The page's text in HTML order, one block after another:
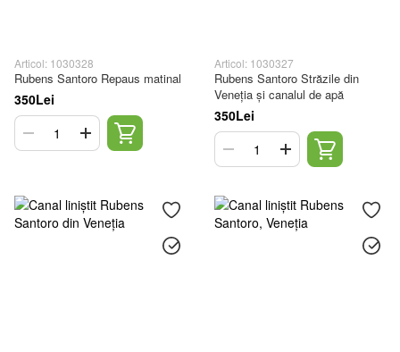
Articol: 1030328
Rubens Santoro Repaus matinal
350Lei
Articol: 1030327
Rubens Santoro Străzile din
Veneția și canalul de apă
350Lei